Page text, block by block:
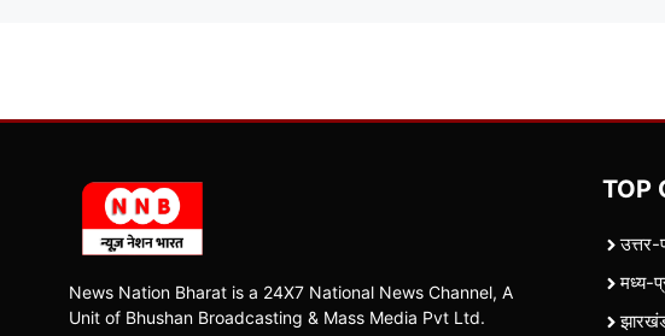
News Nation Bharat is a 24X7 National News Channel, A
Unit of Bhushan Broadcasting & Mass Media Pvt Ltd.
TOP
मध्य-